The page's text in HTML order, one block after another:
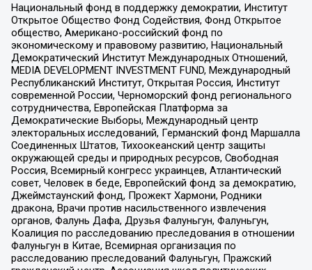
Национальный фонд в поддержку демократии, Институт
Открытое Общество Фонд Содействия, Фонд Открытое
общество, Американо-российский фонд по
экономическому и правовому развитию, Национальный
Демократический Институт Международных Отношений,
MEDIA DEVELOPMENT INVESTMENT FUND, Международный
Республиканский Институт, Открытая Россия, Институт
современной России, Черноморский фонд регионального
сотрудничества, Европейская Платформа за
Демократические Выборы, Международный центр
электоральных исследований, Германский фонд Маршалла
Соединенных Штатов, Тихоокеанский центр защиты
окружающей среды и природных ресурсов, Свободная
Россия, Всемирный конгресс украинцев, Атлантический
совет, Человек в беде, Европейский фонд за демократию,
Джеймстаунский фонд, Прожект Хармони, Родники
дракона, Врачи против насильственного извлечения
органов, Фалунь Дафа, Друзья Фалуньгун, Фалуньгун,
Коалиция по расследованию преследования в отношении
Фалуньгун в Китае, Всемирная организация по
расследованию преследований Фалуньгун, Пражский